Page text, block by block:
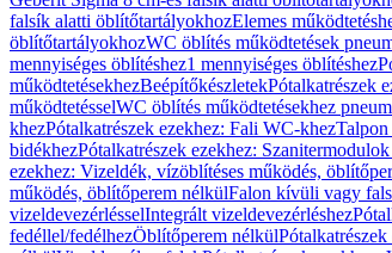
falsík alatti öblítőtartályokhozElemes
öblítőtartályokhozWC öblítés működtetések
mennyiséges öblítéshez1 mennyiséges öblítéshez
működtetésekhezBeépítőkészletekPótalkatrészek
működtetésselWC öblítés működtetésekhez
khezPótalkatrészek ezekhez: Fali WC-khez
bidékhezPótalkatrészek ezekhez:
ezekhez: Vizeldék, vízöblítéses működés,
működés, öblítőperem nélkülFalon kívüli vagy
vizeldevezérlésselIntegrált vizeldevezérléshez
fedéllel/fedélhezÖblítőperem nélkül